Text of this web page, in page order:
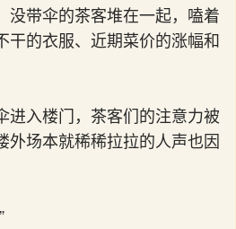
没带伞的茶客堆在一起，嗑着
干的衣服、近期菜价的涨幅和
进入楼门，茶客们的注意力被
外场本就稀稀拉拉的人声也因